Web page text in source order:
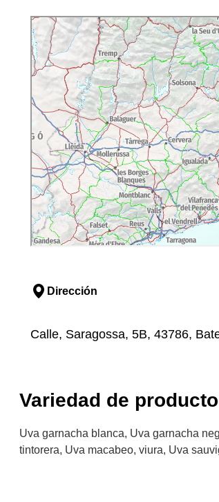
Dirección
Calle, Saragossa, 5B, 43786,
Variedad de
Uva garnacha blanca, Uva garnacha
tintorera, Uva macabeo, viura, Uva